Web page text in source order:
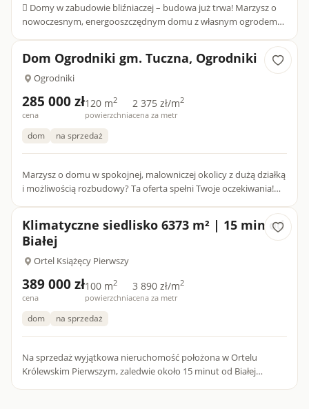
 Domy w zabudowie bliźniaczej – budowa już trwa! Marzysz o
nowoczesnym, energooszczędnym domu z własnym ogrodem?
Dom Ogrodniki gm. Tuczna, Ogrodniki
Ogrodniki
285 000 zł
cena
120 m2
powierzchnia
2 375 zł/m2
cena za metr
dom na sprzedaż
Marzysz o domu w spokojnej, malowniczej okolicy z dużą działką
i możliwością rozbudowy? Ta oferta spełni Twoje oczekiwania!
Klimatyczne siedlisko 6373 m² | 15 min od
Białej
Ortel Książęcy Pierwszy
389 000 zł
cena
100 m2
powierzchnia
3 890 zł/m2
cena za metr
dom na sprzedaż
Na sprzedaż wyjątkowa nieruchomość położona w Ortelu
Królewskim Pierwszym, zaledwie około 15 minut od Białej